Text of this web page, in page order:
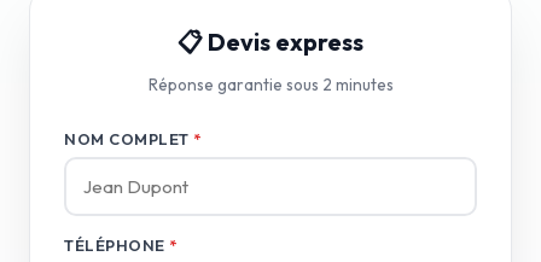
📋 Devis express
Réponse garantie sous 2 minutes
NOM COMPLET *
TÉLÉPHONE *